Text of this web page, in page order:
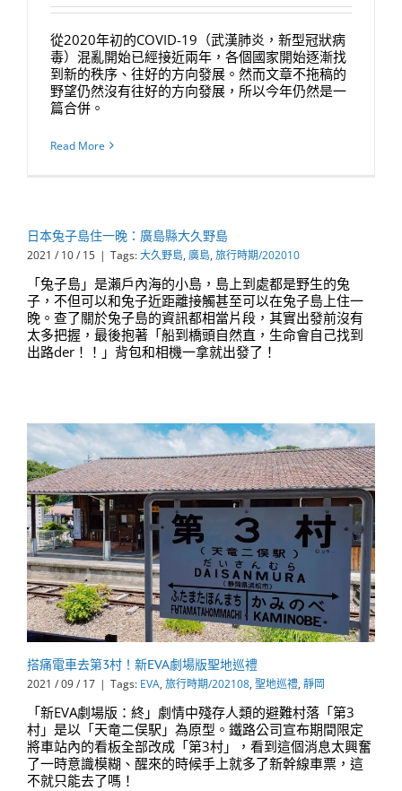
從2020年初的COVID-19（武漢肺炎，新型冠狀病
毒）混亂開始已經接近兩年，各個國家開始逐漸找
到新的秩序、往好的方向發展。然而文章不拖稿的
野望仍然沒有往好的方向發展，所以今年仍然是一
篇合併。
Read More
日本兔子島住一晚：廣島縣大久野島
2021 / 10 / 15 | Tags:大久野島, 廣島, 旅行時期/202010
「兔子島」是瀨戶內海的小島，島上到處都是野生的兔
子，不但可以和兔子近距離接觸甚至可以在兔子島上住一
晚。查了關於兔子島的資訊都相當片段，其實出發前沒有
太多把握，最後抱著「船到橋頭自然直，生命會自己找到
出路der！！」背包和相機一拿就出發了！
搭痛電車去第3村！新EVA劇場版聖地巡禮
2021 / 09 / 17 | Tags: EVA, 旅行時期/202108, 聖地巡禮, 靜岡
「新EVA劇場版：終」劇情中殘存人類的避難村落「第3
村」是以「天竜二俣駅」為原型。鐵路公司宣布期間限定
將車站內的看板全部改成「第3村」，看到這個消息太興奮
了一時意識模糊、醒來的時候手上就多了新幹線車票，這
不就只能去了嗎！